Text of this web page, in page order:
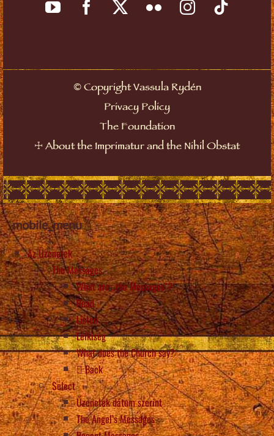
©Copyright Vassula Rydén
Privacy Policy
The Foundation
☩ About the Imprimatur and the Nihil Obstat
mobile_menu
Az Üzenetek
The Messages
What are „the Messages”?
Read
Listen
Lelkiség
What does the Church say?
Back
Select
Üzenetek dátum szerint
The Angel’s Messages